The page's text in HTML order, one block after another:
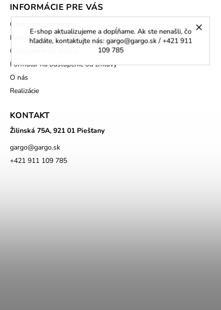
E-shop aktualizujeme a dopĺňame. Ak ste nenašli, čo
hľadáte, kontaktujte nás: gargo@gargo.sk / +421 911
109 785
INFORMÁCIE PRE VÁS
Obchodné podmienky
Podmienky ochrany osobných údajov
Odstúpenie od zmluvy
Formulár na odstúpenie od zmluvy
O nás
Realizácie
KONTAKT
Žilinská 75A, 921 01 Piešťany
gargo@gargo.sk
+421 911 109 785